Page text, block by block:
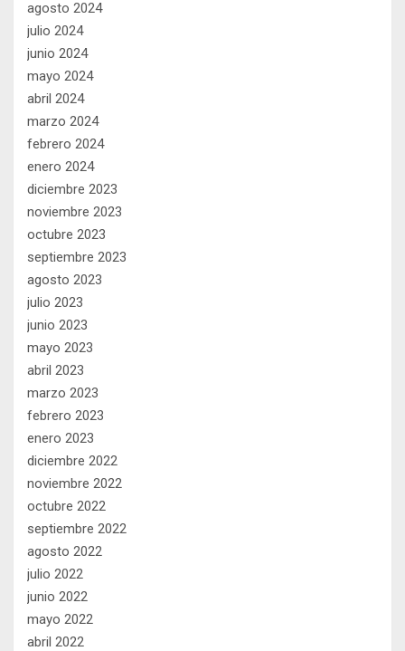
agosto 2024
julio 2024
junio 2024
mayo 2024
abril 2024
marzo 2024
febrero 2024
enero 2024
diciembre 2023
noviembre 2023
octubre 2023
septiembre 2023
agosto 2023
julio 2023
junio 2023
mayo 2023
abril 2023
marzo 2023
febrero 2023
enero 2023
diciembre 2022
noviembre 2022
octubre 2022
septiembre 2022
agosto 2022
julio 2022
junio 2022
mayo 2022
abril 2022